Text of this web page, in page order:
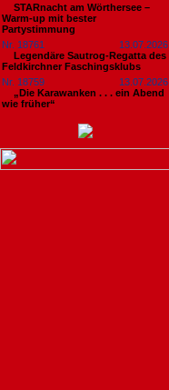
STARnacht am Wörthersee –
Warm-up mit bester
Partystimmung
Nr. 18761
13.07.2026
Legendäre Sautrog-Regatta des
Feldkirchner Faschingsklubs
Nr. 18759
13.07.2026
„Die Karawanken . . . ein Abend
wie früher“